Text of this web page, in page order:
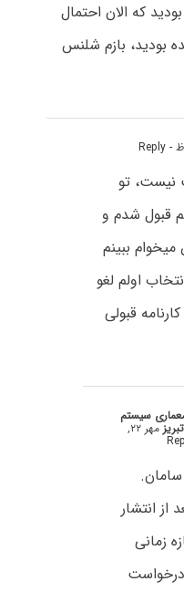
که الان احتمال
بودید، بازم شلنس
- Reply
نیست، تو
قبول شدم و
ببینم
اولم لغو
قبولی
سیستم
مهر ۲۲,
سامان.
انتشار
زمانی